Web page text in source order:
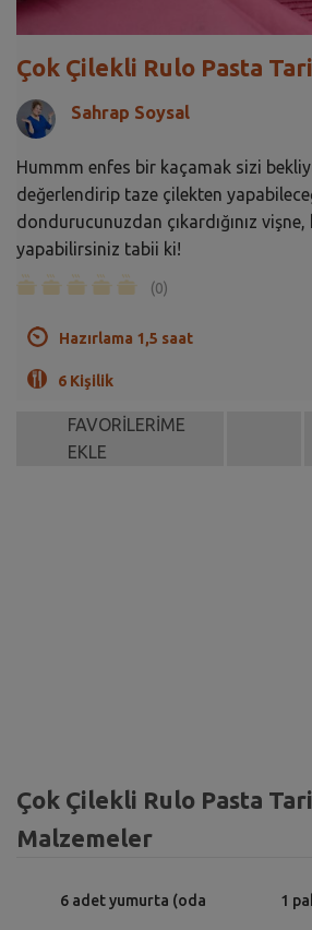
Çok Çilekli Rulo Pasta
Sahrap Soysal
Hummm enfes bir kaçamak sizi
değerlendirip taze çilekten
dondurucunuzdan çıkardığınız
yapabilirsiniz tabii ki!
(0)
Hazırlama 1,5 saat
6 Kişilik
FAVORİLERİME
EKLE
Çok Çilekli Rulo Pasta
Malzemeler
6 adet yumurta (oda 1